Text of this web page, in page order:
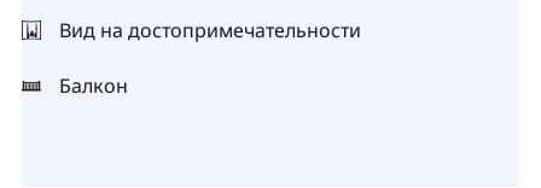
Вид на достопримечательности
Балкон